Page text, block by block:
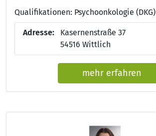
Qualifikationen: Psychoonkologie (DKG)
Adresse:
Kasernenstraße 37
54516 Wittlich
mehr erfahren